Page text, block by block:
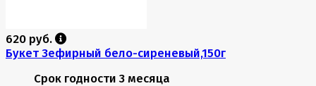
620 руб.
Букет Зефирный бело-сиреневый,150г
Срок годности 3 месяца